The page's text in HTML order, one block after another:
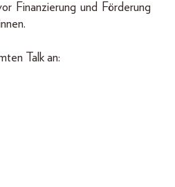
Finanzierung und Förderung
Talk an: